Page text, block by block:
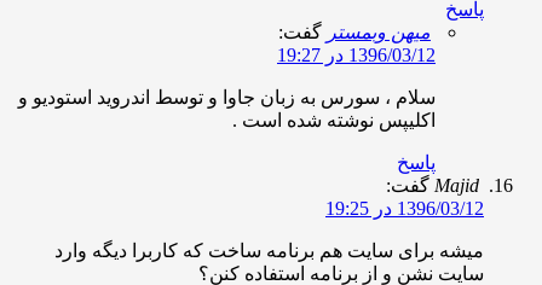
میهن وبمستر گفت:
1396/03/12 در 19:27
سلام ، سورس به زبان جاوا و توسط اندروید استودیو و
اکلیپس نوشته شده است .
Majid گفت:
03/12 در 19:25
برای سایت هم برنامه ساخت که کاربرا دیگه وارد
نشن و از برنامه استفاده کنن؟